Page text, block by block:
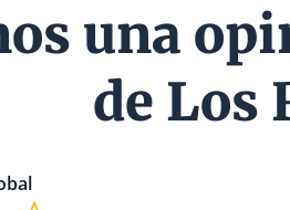
una
de Los